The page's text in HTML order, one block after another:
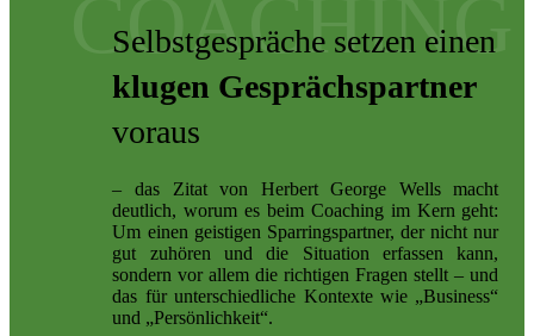
COACHING
Selbstgespräche setzen einen
klugen Gesprächspartner
voraus
– das Zitat von Herbert George Wells macht
deutlich, worum es beim Coaching im Kern geht:
Um einen geistigen Sparringspartner, der nicht nur
gut zuhören und die Situation erfassen kann,
sondern vor allem die richtigen Fragen stellt – und
das für unterschiedliche Kontexte wie „Business“
und „Persönlichkeit“.